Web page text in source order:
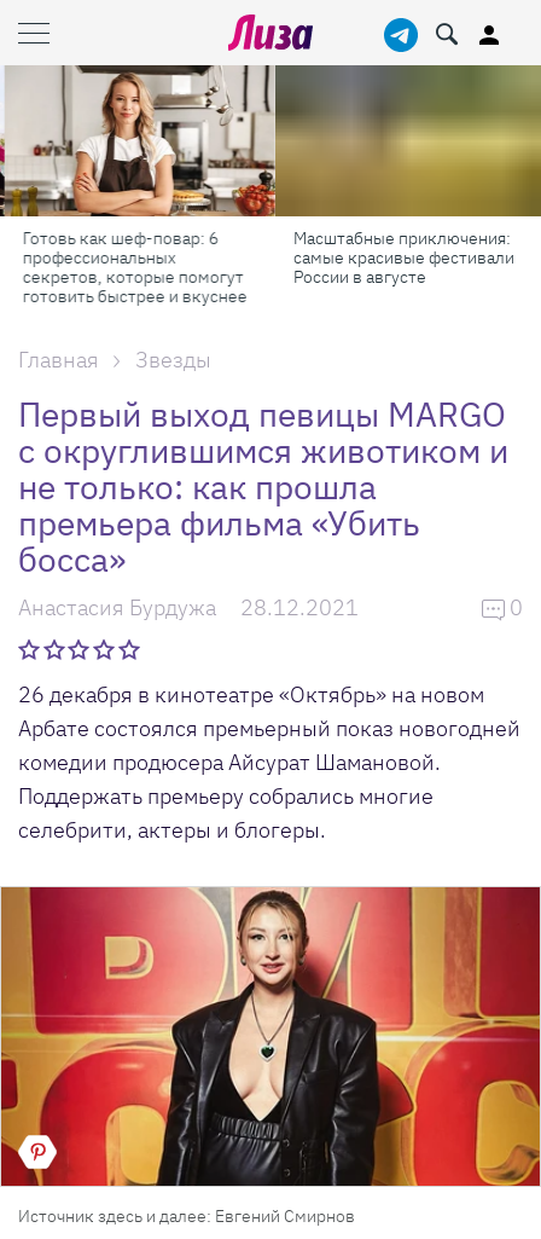
Масштабные приключения:
самые красивые фестивали
России в августе
Продукты против бадов: что
реально работает для
красоты и здоровья
Главная Звезды
Первый выход певицы MARGO
с округлившимся животиком и
не только: как прошла
премьера фильма «Убить
босса»
Анастасия Бурдужа 28.12.2021 0
26 декабря в кинотеатре «Октябрь» на новом
Арбате состоялся премьерный показ новогодней
комедии продюсера Айсурат Шамановой.
Поддержать премьеру собрались многие
селебрити, актеры и блогеры.
Источник здесь и далее: Евгений Смирнов